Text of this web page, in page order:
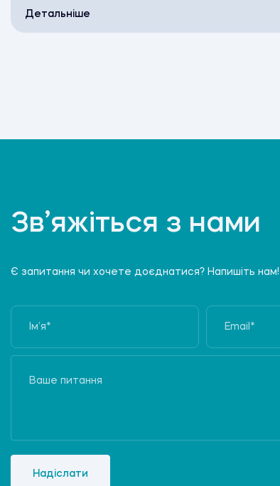
Детальніше
Зв’яжіться з нами
Є запитання чи хочете доєднатися? Напишіть нам!
Надіслати